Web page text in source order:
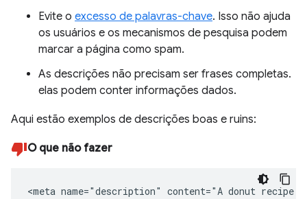
Evite o excesso de palavras-chave. Isso não ajuda
os usuários e os mecanismos de pesquisa podem
marcar a página como spam.
As descrições não precisam ser frases completas.
elas podem conter informações dados.
Aqui estão exemplos de descrições boas e ruins:
O que não fazer
<meta name="description" content="A donut